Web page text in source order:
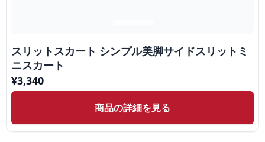
スリットスカート シンプル美脚サイドスリットミ
ニスカート
¥3,340
商品の詳細を見る